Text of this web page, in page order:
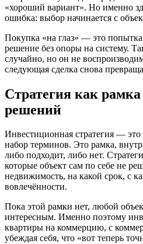
«хороший вариант». Но именно
ошибка: выбор начинается с
Покупка «на глаз» — это
решение без опоры на систему.
случайно, но он не
следующая сделка снова
Стратегия как рамка
решений
Инвестиционная стратегия —
набор терминов. Это рамка,
либо подходит, либо нет.
которые объект сам по себе не
недвижимость, на какой срок, с
вовлечённости.
Пока этой рамки нет, любой
интересным. Именно поэтому
квартиры на коммерцию, с
убеждая себя, что «вот теперь